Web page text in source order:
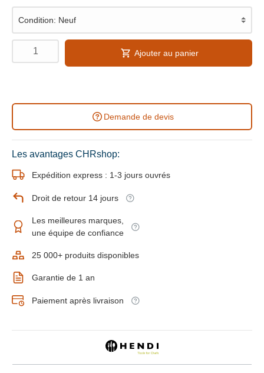
Ajouter au panier
Demande de devis
Les avantages CHRshop:
Expédition express : 1-3 jours ouvrés
Droit de retour 14 jours
Les meilleures marques,
une équipe de confiance
25 000+ produits disponibles
Garantie de 1 an
Paiement après livraison